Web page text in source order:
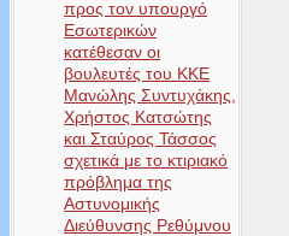
προς τον υπουργό
Εσωτερικών
κατέθεσαν οι
βουλευτές του ΚΚΕ
Μανώλης Συντυχάκης,
Χρήστος Κατσώτης
και Σταύρος Τάσσος
σχετικά με το κτιριακό
πρόβλημα της
Αστυνομικής
Διεύθυνσης Ρεθύμνου